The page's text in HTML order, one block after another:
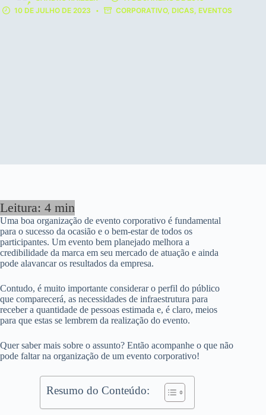
10 DE JULHO DE 2023
CORPORATIVO, DICAS, EVENTOS
Uma boa organização de evento corporativo é fundamental
para o sucesso da ocasião e o bem-estar de todos os
participantes. Um evento bem planejado melhora a
credibilidade da marca em seu mercado de atuação e ainda
pode alavancar os resultados da empresa.
Contudo, é muito importante considerar o perfil do público
que comparecerá, as necessidades de infraestrutura para
receber a quantidade de pessoas estimada e, é claro, meios
para que estas se lembrem da realização do evento.
Quer saber mais sobre o assunto? Então acompanhe o que não
pode faltar na organização de um evento corporativo!
Resumo do Conteúdo: